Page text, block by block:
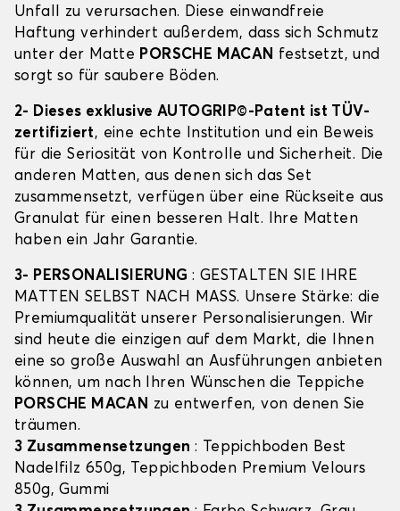
Unfall zu verursachen. Diese einwandfreie
Haftung verhindert außerdem, dass sich Schmutz
unter der Matte PORSCHE MACAN festsetzt, und
sorgt so für saubere Böden.
2- Dieses exklusive AUTOGRIP©-Patent ist TÜV-
zertifiziert, eine echte Institution und ein Beweis
für die Seriosität von Kontrolle und Sicherheit. Die
anderen Matten, aus denen sich das Set
zusammensetzt, verfügen über eine Rückseite aus
Granulat für einen besseren Halt. Ihre Matten
haben ein Jahr Garantie.
3- PERSONALISIERUNG : GESTALTEN SIE IHRE
MATTEN SELBST NACH MASS. Unsere Stärke: die
Premiumqualität unserer Personalisierungen. Wir
sind heute die einzigen auf dem Markt, die Ihnen
eine so große Auswahl an Ausführungen anbieten
können, um nach Ihren Wünschen die Teppiche
PORSCHE MACAN zu entwerfen, von denen Sie
träumen.
3 Zusammensetzungen : Teppichboden Best
Nadelfilz 650g, Teppichboden Premium Velours
850g, Gummi